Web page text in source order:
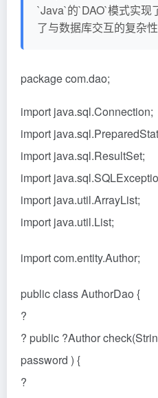
`Java`的`DAO`模式实
了与数据库交互的复杂性
package com.dao;
import java.sql.Connection;
import
import java.sql.ResultSet;
import
import java.util.ArrayList;
import java.util.List;
import com.entity.Author;
public class AuthorDao {
?
? public ?Author
password ) {
?